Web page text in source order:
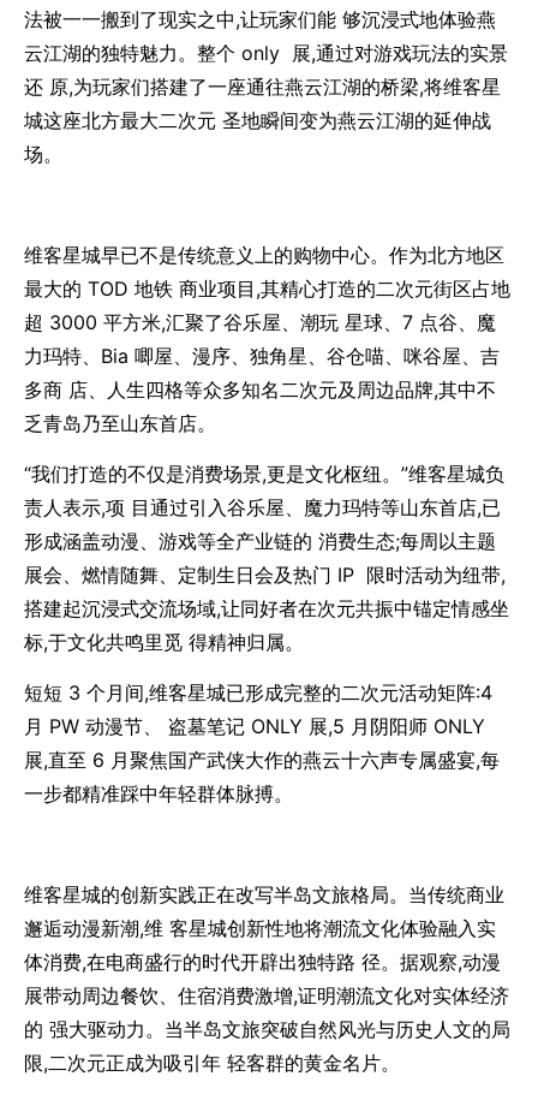
法被一一搬到了现实之中,让玩家们能 够沉浸式地体验燕
云江湖的独特魅力。整个 only 展,通过对游戏玩法的实景
还 原,为玩家们搭建了一座通往燕云江湖的桥梁,将维客星
城这座北方最大二次元 圣地瞬间变为燕云江湖的延伸战
场。
维客星城早已不是传统意义上的购物中心。作为北方地区
最大的 TOD 地铁 商业项目,其精心打造的二次元街区占地
超 3000 平方米,汇聚了谷乐屋、潮玩 星球、7 点谷、魔
力玛特、Bia 唧屋、漫序、独角星、谷仓喵、咪谷屋、吉
多商 店、人生四格等众多知名二次元及周边品牌,其中不
乏青岛乃至山东首店。
“我们打造的不仅是消费场景,更是文化枢纽。”维客星城负
责人表示,项 目通过引入谷乐屋、魔力玛特等山东首店,已
形成涵盖动漫、游戏等全产业链的 消费生态;每周以主题
展会、燃情随舞、定制生日会及热门 IP 限时活动为纽带,
搭建起沉浸式交流场域,让同好者在次元共振中锚定情感坐
标,于文化共鸣里觅 得精神归属。
短短 3 个月间,维客星城已形成完整的二次元活动矩阵:4
月 PW 动漫节、 盗墓笔记 ONLY 展,5 月阴阳师 ONLY
展,直至 6 月聚焦国产武侠大作的燕云十六声专属盛宴,每
一步都精准踩中年轻群体脉搏。
维客星城的创新实践正在改写半岛文旅格局。当传统商业
邂逅动漫新潮,维 客星城创新性地将潮流文化体验融入实
体消费,在电商盛行的时代开辟出独特路 径。据观察,动漫
展带动周边餐饮、住宿消费激增,证明潮流文化对实体经济
的 强大驱动力。当半岛文旅突破自然风光与历史人文的局
限,二次元正成为吸引年 轻客群的黄金名片。